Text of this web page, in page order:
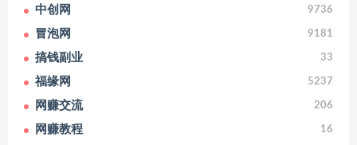
中创网 9736
冒泡网 9181
搞钱副业 33
福缘网 5237
网赚交流 206
网赚教程 16